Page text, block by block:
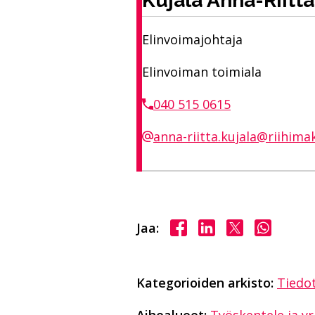
Elinvoimajohtaja
Elinvoiman toimiala
040 515 0615
anna-
Jaa: Jaa Facebookissa
Jaa LinkedInissä
Jaa X:ssä
Jaa
Kategorioiden arkisto: